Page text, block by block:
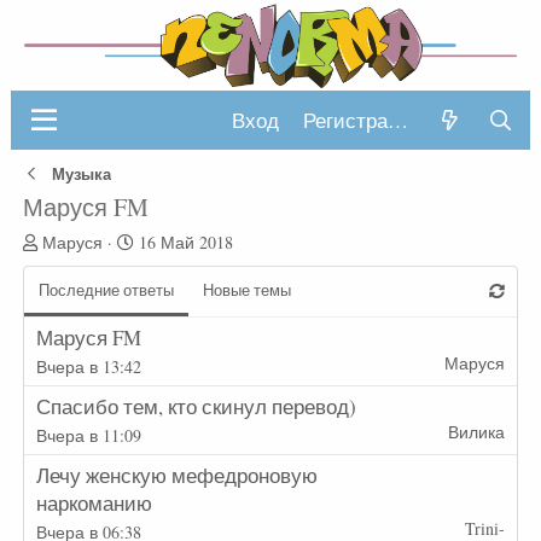
Вход Регистрация
Музыка
Маруся FM
А
в
т
о
р
т
е
м
ы
Маруся
Д
а
т
а
н
а
ч
а
л
а
16 Май 2018
Последние ответы Новые темы
Маруся FM
Вчера в 13:42 Маруся
Спасибо тем, кто скинул перевод)
Вчера в 11:09 Вилика
Лечу женскую мефедроновую
наркоманию
Вчера в 06:38 Trini-